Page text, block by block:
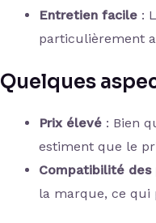
Entretien facile :
particulièrement
Quelques
Prix élevé : Bien
estiment que le
Compatibilité
la marque, ce qui